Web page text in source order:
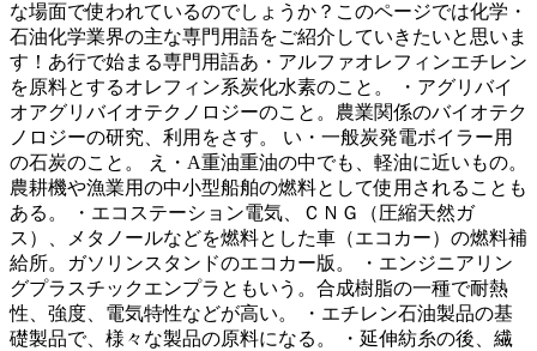
な場面で使われているのでしょうか？このページでは化学・
石油化学業界の主な専門用語をご紹介していきたいと思いま
す！あ行で始まる専門用語あ・アルファオレフィンエチレン
を原料とするオレフィン系炭化水素のこと。 ・アグリバイ
オアグリバイオテクノロジーのこと。農業関係のバイオテク
ノロジーの研究、利用をさす。 い・一般炭発電ボイラー用
の石炭のこと。 え・A重油重油の中でも、軽油に近いもの。
農耕機や漁業用の中小型船舶の燃料として使用されることも
ある。 ・エコステーション電気、ＣＮＧ（圧縮天然ガ
ス）、メタノールなどを燃料とした車（エコカー）の燃料補
給所。ガソリンスタンドのエコカー版。 ・エンジニアリン
グプラスチックエンプラともいう。合成樹脂の一種で耐熱
性、強度、電気特性などが高い。 ・エチレン石油製品の基
礎製品で、様々な製品の原料になる。 ・延伸紡糸の後、繊